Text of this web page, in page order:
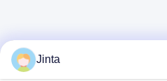
Jinta